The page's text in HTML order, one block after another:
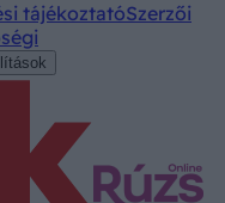
tájékoztatóSzerzői